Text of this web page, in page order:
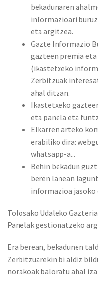
bekadunaren
informazioari
eta argitzea.
Gazte Informazio
gazteen premia
(ikastetxeko
Zerbitzuak
ahal ditzan.
Ikastetxeko
eta panela eta
Elkarren arteko
erabiliko dira:
whatsapp-a...
Behin bekadun
beren lanean
informazioa jasoko
Tolosako Udaleko
Panelak gestionatzeko
Era berean, bekadunen
Zerbitzuarekin bi aldiz
norakoak baloratu ahal